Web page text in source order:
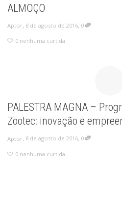
ALMOÇO
Aptor 8 de agosto de 2016 0
0 nenhuma curtida
PALESTRA MAGNA –
Zootec: inovação e
Aptor, 8 de agosto de 2016, 0
0 nenhuma curtida